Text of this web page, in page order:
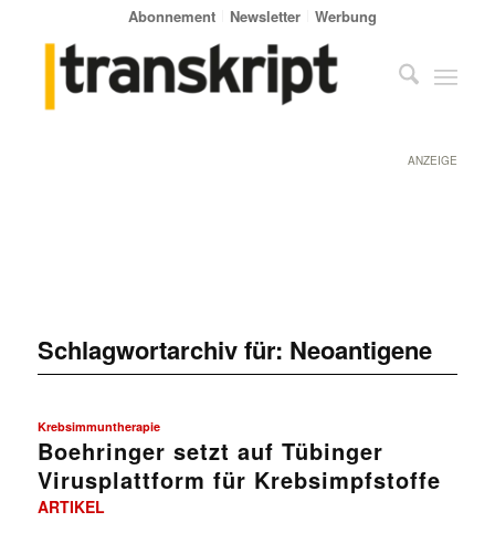
Abonnement Newsletter Werbung
ANZEIGE
Schlagwortarchiv für: Neoantigene
Krebsimmuntherapie
Boehringer setzt auf Tübinger
Virusplattform für Krebsimpfstoffe
ARTIKEL